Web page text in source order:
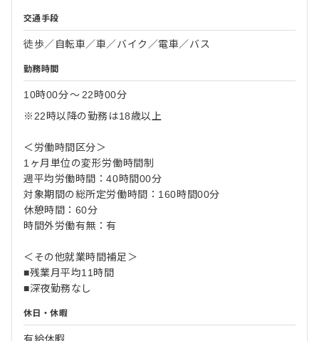
交通手段
徒歩／自転車／車／バイク／電車／バス
勤務時間
10時00分〜 22時00分
※22時以降の勤務は18歳以上
＜労働時間区分＞
1ヶ月単位の変形労働時間制
週平均労働時間：40時間00分
対象期間の総所定労働時間：160時間00分
休憩時間：60分
時間外労働有無：有
＜その他就業時間補足＞
■残業月平均11時間
■深夜勤務なし
休日・休暇
有給休暇